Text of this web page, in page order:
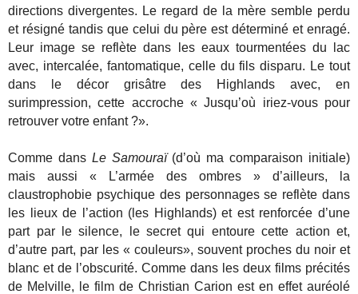
directions divergentes. Le regard de la mère semble perdu
et résigné tandis que celui du père est déterminé et enragé.
Leur image se reflète dans les eaux tourmentées du lac
avec, intercalée, fantomatique, celle du fils disparu. Le tout
dans le décor grisâtre des Highlands avec, en
surimpression, cette accroche « Jusqu’où iriez-vous pour
retrouver votre enfant ?».
Comme dans Le Samouraï(d’où ma comparaison initiale)
mais aussi « L’armée des ombres » d’ailleurs, la
claustrophobie psychique des personnages se reflète dans
les lieux de l’action (les Highlands) et est renforcée d’une
part par le silence, le secret qui entoure cette action et,
d’autre part, par les « couleurs», souvent proches du noir et
blanc et de l’obscurité. Comme dans les deux films précités
de Melville, le film de Christian Carion est en effet auréolé